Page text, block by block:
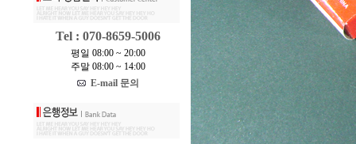
Tel : 070-8659-5006
평일 08:00 ~ 20:00
주말 08:00 ~ 14:00
E-mail 문의